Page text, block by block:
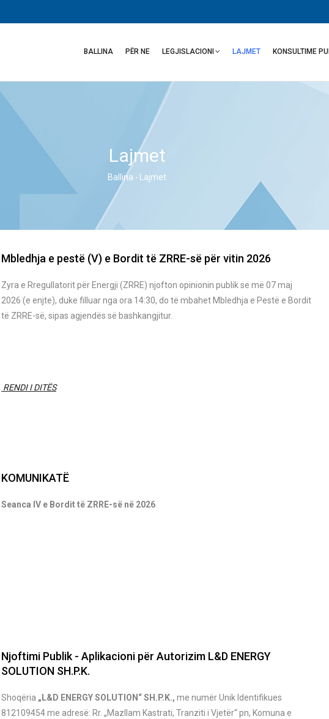
BALLINA PËR NE LEGJISLACIONI LAJMET KONSULTIME
Lajmet
Breadcrumb
Ballina - Lajmet
Mbledhja e pestë (V) e Bordit të ZRRE-së për vitin 2026
Zyra e Rregullatorit për Energji (ZRRE) njofton opinionin publik se më 07 maj
2026 (e enjte), duke filluar nga ora 14:30, do të mbahet Mbledhja e Pestë e Bordit
të ZRRE-së, sipas agjendës së bashkangjitur.
RENDI I DITËS
KOMUNIKATË
Seanca IV e Bordit të ZRRE-së në 2026
Njoftimi Publik - Aplikacioni për Autorizim L&D ENERGY
SOLUTION SH.P.K.
Shoqëria „L&D ENERGY SOLUTION“ SH.P.K., me numër Unik Identifikues
812109454 me adresë: Rr. „Mazllam Kastrati, Tranziti i Vjetër“ pn, Komuna e